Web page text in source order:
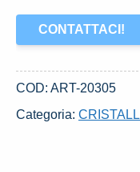
CONTATTACI!
COD: ART-20305
Categoria: CRISTALLI